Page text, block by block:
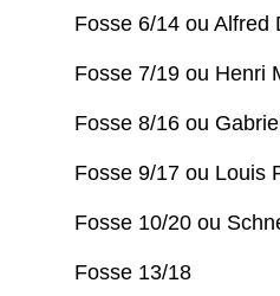
Fosse 6/14 ou Alfred
Fosse 7/19 ou Henri
Fosse 8/16 ou
Fosse 9/17 ou Louis
Fosse 10/20 ou
Fosse 13/18